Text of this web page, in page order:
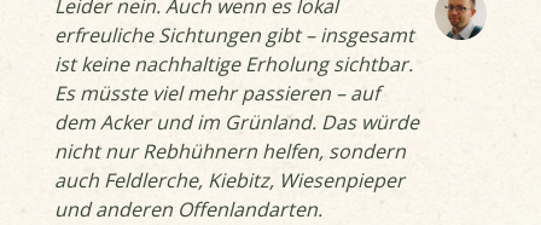
Leider nein. Auch wenn es lokal
erfreuliche Sichtungen gibt – insgesamt
ist keine nachhaltige Erholung sichtbar.
Es müsste viel mehr passieren – auf
dem Acker und im Grünland. Das würde
nicht nur Rebhühnern helfen, sondern
auch Feldlerche, Kiebitz, Wiesenpieper
und anderen Offenlandarten.